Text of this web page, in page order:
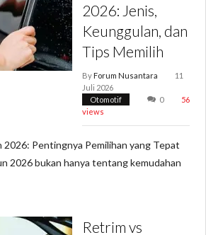
2026: Jenis,
Keunggulan, dan
Tips Memilih
ByForum Nusantara
11
Juli 2026
Otomotif
0
56
views
2026: Pentingnya Pemilihan yang Tepat
2026 bukan hanya tentang kemudahan
Retrim vs